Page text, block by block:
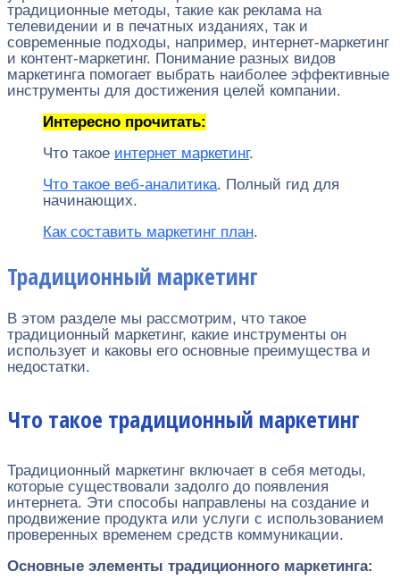
традиционные методы, такие как реклама на
телевидении и в печатных изданиях, так и
современные подходы, например, интернет-маркетинг
и контент-маркетинг. Понимание разных видов
маркетинга помогает выбрать наиболее эффективные
инструменты для достижения целей компании.
Интересно прочитать:
Что такое интернет маркетинг.
Что такое веб-аналитика. Полный гид для
начинающих.
Как составить маркетинг план.
Традиционный маркетинг
В этом разделе мы рассмотрим, что такое
традиционный маркетинг, какие инструменты он
использует и каковы его основные преимущества и
недостатки.
Что такое традиционный маркетинг
Традиционный маркетинг включает в себя методы,
которые существовали задолго до появления
интернета. Эти способы направлены на создание и
продвижение продукта или услуги с использованием
проверенных временем средств коммуникации.
Основные элементы традиционного маркетинга: